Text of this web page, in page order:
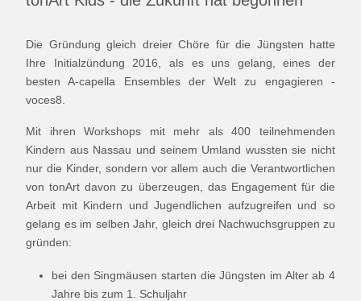
Die Gründung gleich dreier Chöre für die Jüngsten hatte
Ihre Initialzündung 2016, als es uns gelang, eines der
besten A-capella Ensembles der Welt zu engagieren -
voces8.
Mit ihren Workshops mit mehr als 400 teilnehmenden
Kindern aus Nassau und seinem Umland wussten sie nicht
nur die Kinder, sondern vor allem auch die Verantwortlichen
von tonArt davon zu überzeugen, das Engagement für die
Arbeit mit Kindern und Jugendlichen aufzugreifen und so
gelang es im selben Jahr, gleich drei Nachwuchsgruppen zu
gründen:
bei den Singmäusen starten die Jüngsten im Alter ab 4
Jahre bis zum 1. Schuljahr